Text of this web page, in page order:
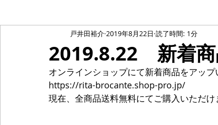
2019.8.22 新着商
戸井田裕介 2019年8月22日 読了時間: 1分
オンラインショップにて新着商品をアッ
https://rita-brocante.shop-pro.jp/
現在、全商品送料無料にてご購入いただけ